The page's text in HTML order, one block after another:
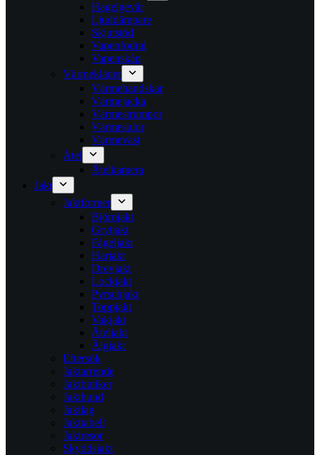
Hagelgevär
Ljuddämpare
Skjutstöd
Vapenfodral
Vapenskåp
Värmekläder
Värmehandskar
Värmejacka
Värmestrumpor
Värmesulor
Värmeväst
Åtel
Åtelkamera
Jakt
Jaktformer
Björnjakt
Grytjakt
Fågeljakt
Harjakt
Drevjakt
Lockjakt
Pyrschjakt
Toppjakt
Vakjakt
Åteljakt
Älgjakt
Eftersök
Jaktarrende
Jaktbutiker
Jakthund
Jaktlag
Jakttabell
Jaktresor
Skyddsjakt